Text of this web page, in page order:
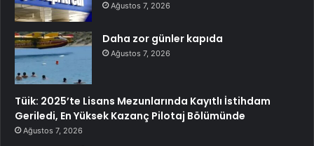
Ağustos 7, 2026
Daha zor günler kapıda
Ağustos 7, 2026
Tüik: 2025’te Lisans Mezunlarında Kayıtlı İstihdam
Geriledi, En Yüksek Kazanç Pilotaj Bölümünde
Ağustos 7, 2026